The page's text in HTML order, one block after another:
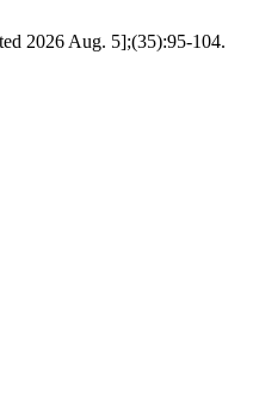
2026 Aug. 5];(35):95-104.